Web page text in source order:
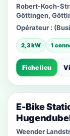
Robert-Koch-
Göttingen,
Opérateur :
2,3 kW 1
Fiche lieu
E-Bike
Weender